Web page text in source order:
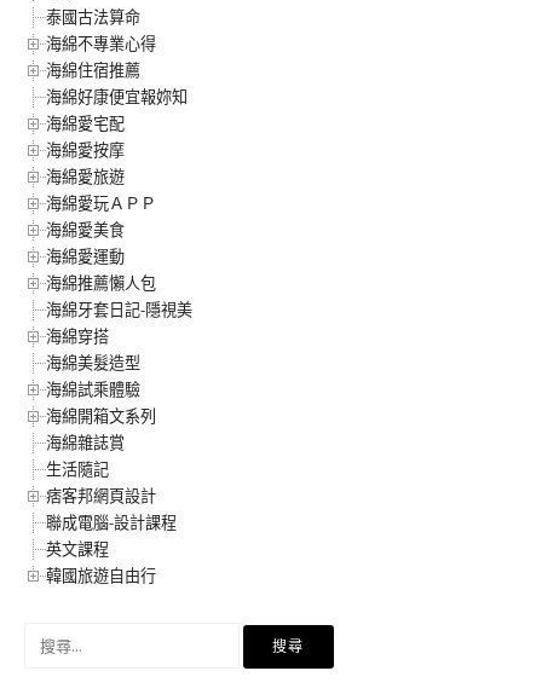
泰國古法算命
海綿不專業心得
海綿住宿推薦
海綿好康便宜報妳知
海綿愛宅配
海綿愛按摩
海綿愛旅遊
海綿愛玩ＡＰＰ
海綿愛美食
海綿愛運動
海綿推薦懶人包
海綿牙套日記-隱視美
海綿穿搭
海綿美髮造型
海綿試乘體驗
海綿開箱文系列
海綿雜誌賞
生活隨記
痞客邦網頁設計
聯成電腦-設計課程
英文課程
韓國旅遊自由行